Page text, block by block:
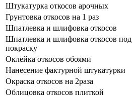
Штукатурка откосов арочных
Грунтовка откосов на 1 раз
Шпатлевка и шлифовка откосов
Шпатлевка и шлифовка откосов под
покраску
Оклейка откосов обоями
Нанесение фактурной штукатурки
Окраска откосов на 2раза
Облицовка откосов плиткой